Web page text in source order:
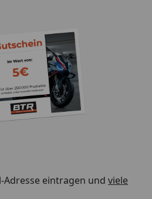
Adresse eintragen und viele